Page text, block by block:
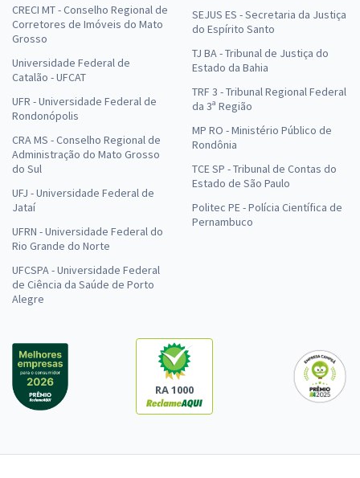
CRECI MT - Conselho Regional de
Corretores de Imóveis do Mato
Grosso
Universidade Federal de
Catalão - UFCAT
UFR - Universidade Federal de
Rondonópolis
CRA MS - Conselho Regional de
Administração do Mato Grosso
do Sul
UFJ - Universidade Federal de
Jataí
UFRN - Universidade Federal do
Rio Grande do Norte
UFCSPA - Universidade Federal
de Ciência da Saúde de Porto
Alegre
SEJUS ES - Secretaria da Justiça
do Espírito Santo
TJ BA - Tribunal de Justiça do
Estado da Bahia
TRF 3 - Tribunal Regional Federal
da 3ª Região
MP RO - Ministério Público de
Rondônia
TCE SP - Tribunal de Contas do
Estado de São Paulo
Politec PE - Polícia Científica de
Pernambuco
RA 1000